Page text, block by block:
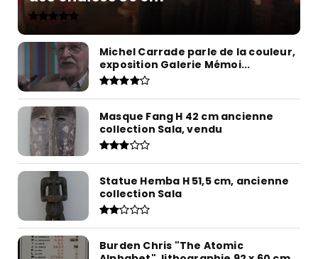
Michel Carrade parle de la couleur,
exposition Galerie Mémoi...
Masque Fang H 42 cm ancienne
collection Sala, vendu
Statue Hemba H 51,5 cm, ancienne
collection Sala
Burden Chris "The Atomic